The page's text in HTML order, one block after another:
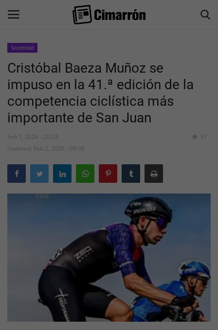
Inicio
San Juan
Actualidad
Información General
Economía
Sociedad
Cristóbal Baeza Muñoz se
impuso en la 41.ª edición de la
competencia ciclística más
importante de San Juan
Feb 1, 2026 - 20:28
Updated: Feb 2, 2026 - 09:38
37